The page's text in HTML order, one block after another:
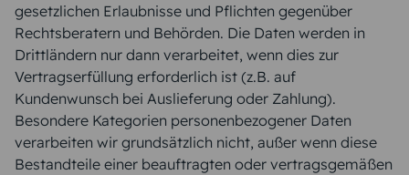
gesetzlichen Erlaubnisse und Pflichten gegenüber
Rechtsberatern und Behörden. Die Daten werden in
Drittländern nur dann verarbeitet, wenn dies zur
Vertragserfüllung erforderlich ist (z.B. auf
Kundenwunsch bei Auslieferung oder Zahlung).
Besondere Kategorien personenbezogener Daten
verarbeiten wir grundsätzlich nicht, außer wenn diese
Bestandteile einer beauftragten oder vertragsgemäßen